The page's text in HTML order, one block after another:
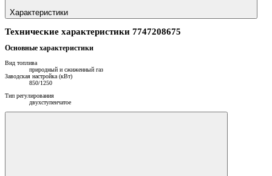
Характеристики
Технические характеристики 7747208675
Основные характеристики
Вид топлива
природный и сжиженный газ
Заводская настройка (кВт)
850/1250
Тип регулирования
двухступенчатое